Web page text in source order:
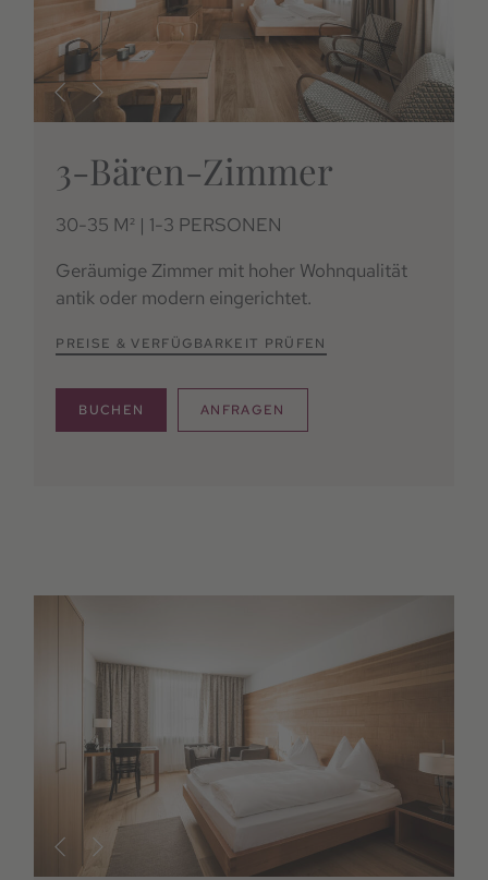
3-Bären-Zimmer
30-35 M² | 1-3 PERSONEN
Geräumige Zimmer mit hoher Wohnqualität
antik oder modern eingerichtet.
PREISE & VERFÜGBARKEIT PRÜFEN
BUCHEN ANFRAGEN